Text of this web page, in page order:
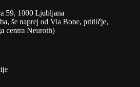
59, 1000 Ljubljana
še naprej od Via Bone, pritličje,
centra Neuroth)